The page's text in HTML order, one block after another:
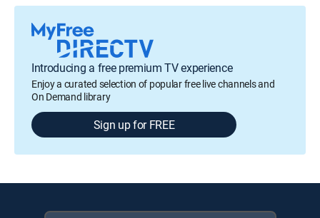
Introducing a free premium TV experience
Enjoy a curated selection of popular free live channels and
On Demand library
Sign up for FREE